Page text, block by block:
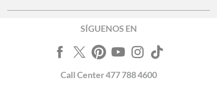
SÍGUENOS EN
CallCenter477 788 4600